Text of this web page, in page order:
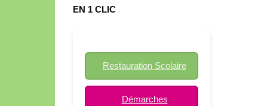
EN 1 CLIC
Restauration Scolaire
Démarches